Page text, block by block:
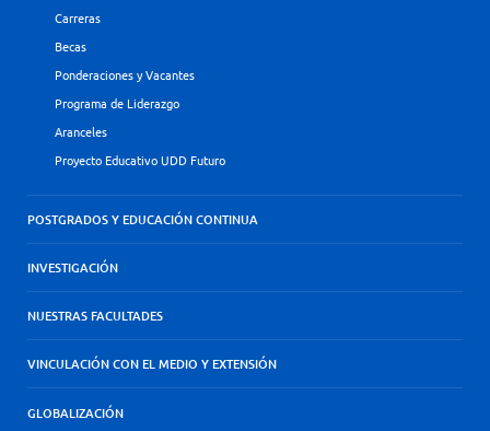
Carreras
Becas
Ponderaciones y Vacantes
Programa de Liderazgo
Aranceles
Proyecto Educativo UDD Futuro
POSTGRADOS Y EDUCACIÓN CONTINUA
INVESTIGACIÓN
NUESTRAS FACULTADES
VINCULACIÓN CON EL MEDIO Y EXTENSIÓN
GLOBALIZACIÓN